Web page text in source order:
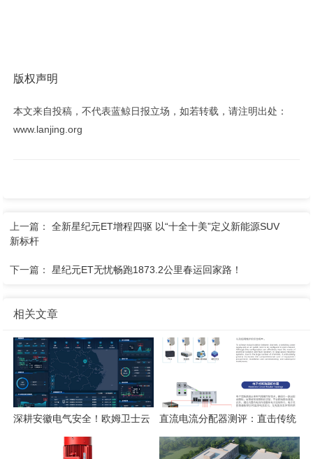
版权声明
本文来自投稿，不代表蓝鲸日报立场，如若转载，请注明出处：
www.lanjing.org
上一篇：全新星纪元ET增程四驱 以“十全十美”定义新能源SUV
新标杆
下一篇：星纪元ET无忧畅跑1873.2公里春运回家路！
相关文章
深耕安徽电气安全！欧姆卫士云
平台构筑电气火灾智能监测防线
直流电流分配器测评：直击传统
空开四大痛点